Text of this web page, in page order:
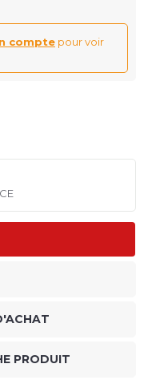
compte pour voir
PRODUIT